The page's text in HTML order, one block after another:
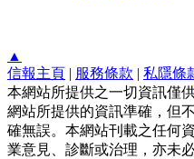
▲
信報主頁 | 服務條款 | 私隱條
本網站所提供之一切資訊僅
網站所提供的資訊準確，但
確無誤。本網站刊載之任何
業意見、診斷或治理，亦未